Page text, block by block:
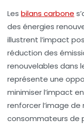
Les bilans carbone
des énergies
illustrent l’impact
réduction des
renouvelables dans
représente une
minimiser l’impact
renforcer l’image
consommateurs de